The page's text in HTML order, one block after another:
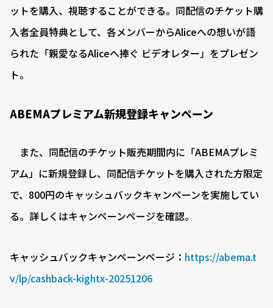
ットを購入、視聴することができる。同配信のチケット購
入者全員特典として、各メンバーからAliceへの想いが語
られた「親愛なるAliceへ捧ぐ ビデオレター」をプレゼン
ト。
ABEMAプレミアム新規登録キャンペーン
また、同配信のチケット販売期間内に「ABEMAプレミ
アム」に新規登録し、同配信チケットを購入された方限定
で、800円のキャッシュバックキャンペーンを実施してい
る。詳しくはキャンペーンページを確認。
キャッシュバックキャンペーンページ： https://abema.t
v/lp/cashback-kightx-20251206